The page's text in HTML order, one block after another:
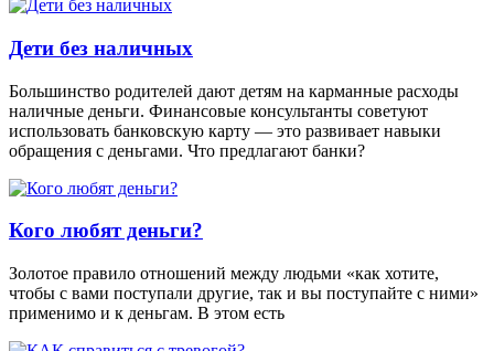
Дети без наличных
Большинство родителей дают детям на карманные расходы
наличные деньги. Финансовые консультанты советуют
использовать банковскую карту — это развивает навыки
обращения с деньгами. Что предлагают банки?
Кого любят деньги?
Золотое правило отношений между людьми «как хотите,
чтобы с вами поступали другие, так и вы поступайте с ними»
применимо и к деньгам. В этом есть